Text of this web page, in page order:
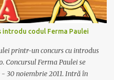
codul Ferma Paulei
printr-un concurs cu introdus
Concursul Ferma Paulei se
30 noiembrie 2011. Intră în